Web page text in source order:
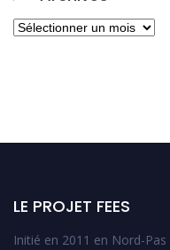
Archives
LE PROJET FEES
Initié en 2011 en Nord-